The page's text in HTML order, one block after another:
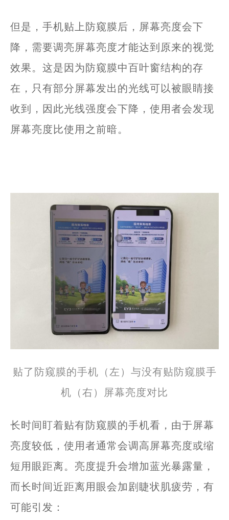
但是，手机贴上防窥膜后，屏幕亮度会下
降，需要调亮屏幕亮度才能达到原来的视觉
效果。这是因为防窥膜中百叶窗结构的存
在，只有部分屏幕发出的光线可以被眼睛接
收到，因此光线强度会下降，使用者会发现
屏幕亮度比使用之前暗。
贴了防窥膜的手机（左）与没有贴防窥膜手
机（右）屏幕亮度对比
长时间盯着贴有防窥膜的手机看，由于屏幕
亮度较低，使用者通常会调高屏幕亮度或缩
短用眼距离。亮度提升会增加蓝光暴露量，
而长时间近距离用眼会加剧睫状肌疲劳，有
可能引发：